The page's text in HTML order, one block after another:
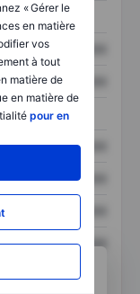
« Gérer le
en matière
vos
à tout
matière de
en matière de
pour en
XXXXXXX
XXXXXXX
XXXXXXX
XXXXXXX
outils